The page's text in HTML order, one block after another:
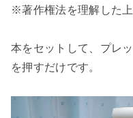
※著作権法を理解した上
本をセットして、プレ
を押すだけです。